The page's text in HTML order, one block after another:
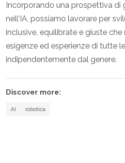
Incorporando una prospettiva di
nell'IA, possiamo lavorare per
inclusive, equilibrate e giuste
esigenze ed esperienze di tutte
indipendentemente dal genere.
Discover more:
AI robotica